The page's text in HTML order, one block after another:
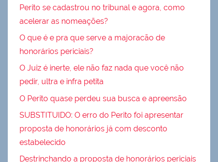
Perito se cadastrou no tribunal e agora, como
acelerar as nomeações?
O que é e pra que serve a majoracão de
honorários periciais?
O Juiz é inerte, ele não faz nada que você não
pedir, ultra e infra petita
O Perito quase perdeu sua busca e apreensão
SUBSTITUIDO: O erro do Perito foi apresentar
proposta de honorários já com desconto
estabelecido
Destrinchando a proposta de honorários periciais